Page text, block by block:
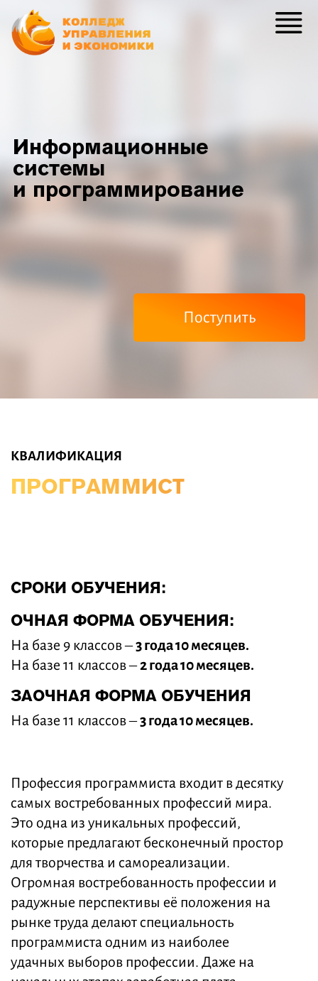
Информационные
системы
и программирование
Поступить
КВАЛИФИКАЦИЯ
ПРОГРАММИСТ
СРОКИ ОБУЧЕНИЯ:
ОЧНАЯ ФОРМА ОБУЧЕНИЯ:
На базе 9 классов –3 года 10 месяцев.
На базе 11 классов –2 года 10 месяцев.
ЗАОЧНАЯ ФОРМА ОБУЧЕНИЯ
На базе 11 классов –3 года 10 месяцев.
Профессия программиста входит в десятку
самых востребованных профессий мира.
Это одна из уникальных профессий,
которые предлагают бесконечный простор
для творчества и самореализации.
Огромная востребованность профессии и
радужные перспективы её положения на
рынке труда делают специальность
программиста одним из наиболее
удачных выборов профессии. Даже на